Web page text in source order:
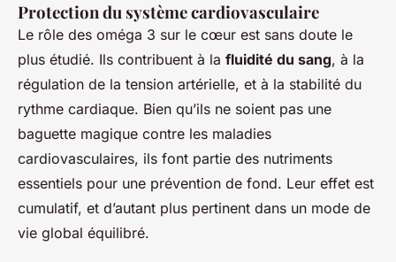
Protection du système cardiovasculaire
Le rôle des oméga 3 sur le cœur est sans doute le
plus étudié. Ils contribuent à la fluidité du sang, à la
régulation de la tension artérielle, et à la stabilité du
rythme cardiaque. Bien qu’ils ne soient pas une
baguette magique contre les maladies
cardiovasculaires, ils font partie des nutriments
essentiels pour une prévention de fond. Leur effet est
cumulatif, et d’autant plus pertinent dans un mode de
vie global équilibré.